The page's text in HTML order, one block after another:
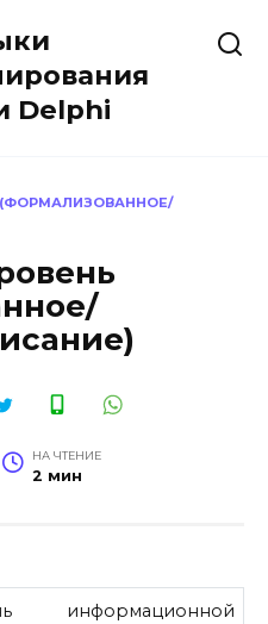
Delphi
НА ЧТЕНИЕ
2 мин
информационной